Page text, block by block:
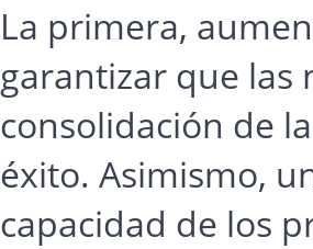
La primera,
garantizar que las
consolidación de
éxito. Asimismo,
capacidad de los